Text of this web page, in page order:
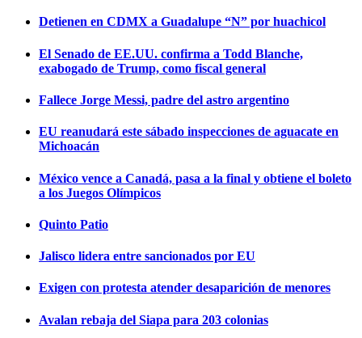
Detienen en CDMX a Guadalupe “N” por huachicol
El Senado de EE.UU. confirma a Todd Blanche,
exabogado de Trump, como fiscal general
Fallece Jorge Messi, padre del astro argentino
EU reanudará este sábado inspecciones de aguacate en
Michoacán
México vence a Canadá, pasa a la final y obtiene el boleto
a los Juegos Olímpicos
Quinto Patio
Jalisco lidera entre sancionados por EU
Exigen con protesta atender desaparición de menores
Avalan rebaja del Siapa para 203 colonias